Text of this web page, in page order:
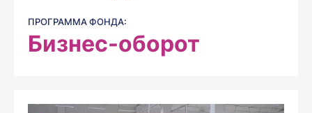
ПРОГРАММА ФОНДА:
Бизнес-оборот